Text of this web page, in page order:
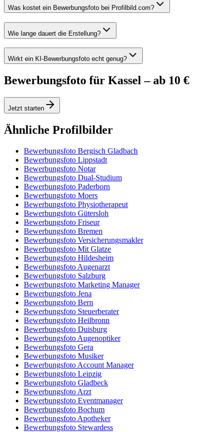
Was kostet ein Bewerbungsfoto bei Profilbild.com?
Wie lange dauert die Erstellung?
Wirkt ein KI-Bewerbungsfoto echt genug?
Bewerbungsfoto für Kassel – ab 10 €
Jetzt starten
Ähnliche Profilbilder
Bewerbungsfoto Bergisch Gladbach
Bewerbungsfoto Lippstadt
Bewerbungsfoto Notar
Bewerbungsfoto Dual-Studium
Bewerbungsfoto Paderborn
Bewerbungsfoto Moers
Bewerbungsfoto Physiotherapeut
Bewerbungsfoto Gütersloh
Bewerbungsfoto Friseur
Bewerbungsfoto Bremen
Bewerbungsfoto Versicherungsmakler
Bewerbungsfoto Mit Glatze
Bewerbungsfoto Hildesheim
Bewerbungsfoto Augenarzt
Bewerbungsfoto Salzburg
Bewerbungsfoto Marketing Manager
Bewerbungsfoto Jena
Bewerbungsfoto Bern
Bewerbungsfoto Steuerberater
Bewerbungsfoto Heilbronn
Bewerbungsfoto Duisburg
Bewerbungsfoto Augenoptiker
Bewerbungsfoto Gera
Bewerbungsfoto Musiker
Bewerbungsfoto Account Manager
Bewerbungsfoto Leipzig
Bewerbungsfoto Gladbeck
Bewerbungsfoto Arzt
Bewerbungsfoto Eventmanager
Bewerbungsfoto Bochum
Bewerbungsfoto Apotheker
Bewerbungsfoto Stewardess